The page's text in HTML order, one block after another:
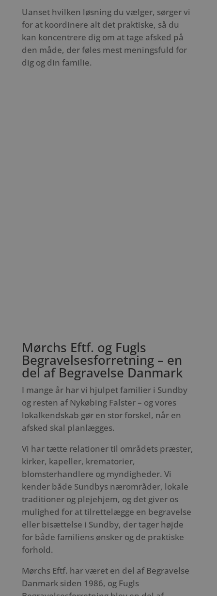
Uanset hvilken løsning du vælger, sørger vi
for at koordinere alt det praktiske, så du
kan koncentrere dig om at tage afsked på
den måde, der føles mest meningsfuld for
dig og din familie.
Mørchs Eftf. og Fugls
Begravelsesforretning – en
del af Begravelse Danmark
I mange år har vi hjulpet familier i Sundby
og resten af Nykøbing Falster – og vores
lokalkendskab gør en stor forskel, når en
afsked skal planlægges.
Vi har tætte relationer til områdets præster,
kirker, kapeller, krematorier,
blomsterhandlere og myndigheder. Vi
kender både Sundbys nærområder, lokale
traditioner og plejehjem, og det giver os
mulighed for at tilrettelægge en begravelse
eller bisættelse i Sundby, der tager højde
for både familiens ønsker og de praktiske
forhold.
Mørchs Eftf. har været en del af Begravelse
Danmark siden 1986, og Fugls